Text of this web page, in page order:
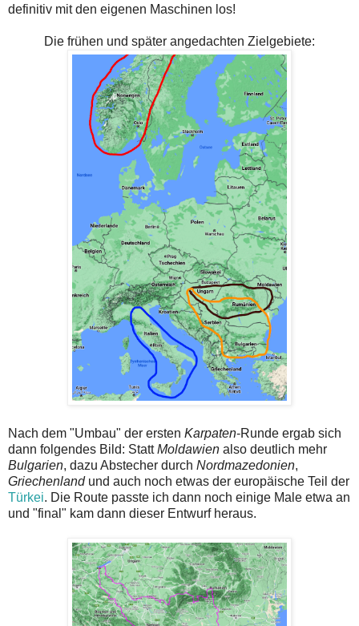
definitiv mit den eigenen Maschinen los!
Die frühen und später angedachten Zielgebiete:
Nach dem "Umbau" der ersten Karpaten-Runde ergab sich
dann folgendes Bild: StattMoldawien also deutlich mehr
Bulgarien, dazu Abstecher durch Nordmazedonien,
Griechenland und auch noch etwas der europäische Teil der
Türkei. Die Route passte ich dann noch einige Male etwa an
und "final" kam dann dieser Entwurf heraus.